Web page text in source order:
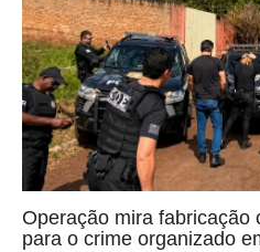
Operação mira fabricação
para o crime organizado